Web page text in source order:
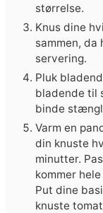
størrelse.
Knus dine
sammen,
servering.
Pluk
bladende til
binde
Varm en
din knuste
minutter.
kommer
Put dine
knuste